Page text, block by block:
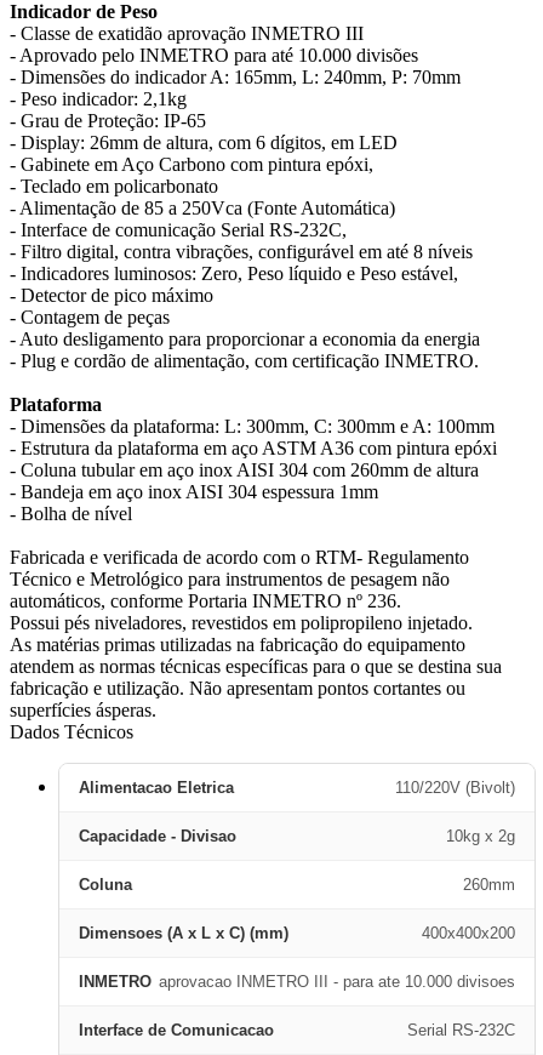
Indicador de Peso
- Classe de exatidão aprovação INMETRO III
- Aprovado pelo INMETRO para até 10.000 divisões
- Dimensões do indicador A: 165mm, L: 240mm, P: 70mm
- Peso indicador: 2,1kg
- Grau de Proteção: IP-65
- Display: 26mm de altura, com 6 dígitos, em LED
- Gabinete em Aço Carbono com pintura epóxi,
- Teclado em policarbonato
- Alimentação de 85 a 250Vca (Fonte Automática)
- Interface de comunicação Serial RS-232C,
- Filtro digital, contra vibrações, configurável em até 8 níveis
- Indicadores luminosos: Zero, Peso líquido e Peso estável,
- Detector de pico máximo
- Contagem de peças
- Auto desligamento para proporcionar a economia da energia
- Plug e cordão de alimentação, com certificação INMETRO.
Plataforma
- Dimensões da plataforma: L: 300mm, C: 300mm e A: 100mm
- Estrutura da plataforma em aço ASTM A36 com pintura epóxi
- Coluna tubular em aço inox AISI 304 com 260mm de altura
- Bandeja em aço inox AISI 304 espessura 1mm
- Bolha de nível
Fabricada e verificada de acordo com o RTM- Regulamento
Técnico e Metrológico para instrumentos de pesagem não
automáticos, conforme Portaria INMETRO nº 236.
Possui pés niveladores, revestidos em polipropileno injetado.
As matérias primas utilizadas na fabricação do equipamento
atendem as normas técnicas específicas para o que se destina sua
fabricação e utilização. Não apresentam pontos cortantes ou
superfícies ásperas.
Dados Técnicos
Alimentacao Eletrica 110/220V (Bivolt)
Capacidade - Divisao 10kg x 2g
Coluna 260mm
Dimensoes (A x L x C) (mm) 400x400x200
INMETRO aprovacao INMETRO III - para ate 10.000 divisoes
Interface de Comunicacao Serial RS-232C